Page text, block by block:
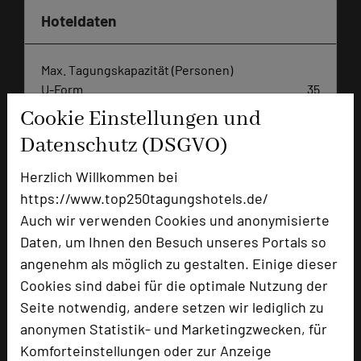
Cookie Einstellungen und
Datenschutz (DSGVO)
Herzlich Willkommen bei
https://www.top250tagungshotels.de/
Auch wir verwenden Cookies und anonymisierte
Daten, um Ihnen den Besuch unseres Portals so
angenehm als möglich zu gestalten. Einige dieser
Cookies sind dabei für die optimale Nutzung der
Seite notwendig, andere setzen wir lediglich zu
anonymen Statistik- und Marketingzwecken, für
Komforteinstellungen oder zur Anzeige
Hoteldaten
Max. Tagungskapazität (Personen)
U-Form
35
Parlamentarisch
Reihenbestuhlung
Tagungsräume
Ausstellungsfläche
Zimmer
Doppelzimmer
53
Einzelzimmer
3
Suiten
3
Besonders geeignet für